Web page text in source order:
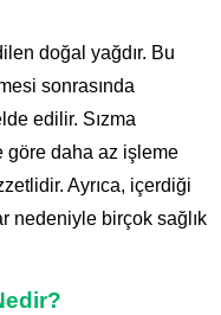
doğal yağdır. Bu
sonrasında
edilir. Sızma
göre daha az işleme
Ayrıca, içerdiği
nedeniyle birçok sağlık